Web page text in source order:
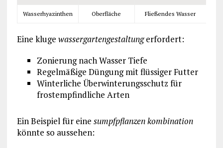
Wasserhyazinthen Oberfläche Fließendes Wasser
Eine kluge wassergartengestaltungerfordert:
Zonierung nach Wasser Tiefe
Regelmäßige Düngung mit flüssiger Futter
Winterliche Überwinterungsschutz für
frostempfindliche Arten
Ein Beispiel für eine sumpfpflanzen kombination
könnte so aussehen: